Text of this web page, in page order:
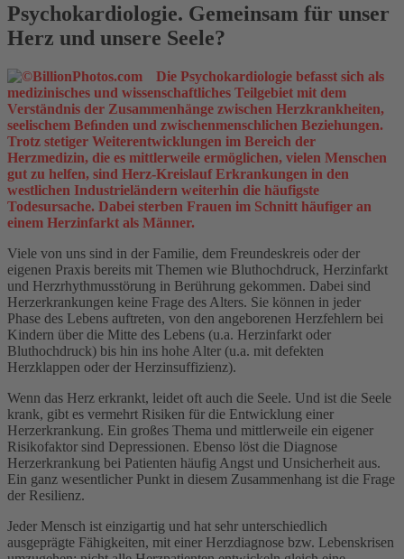
Psychokardiologie. Gemeinsam für unser
Herz und unsere Seele?
Die Psychokardiologie befasst sich als
medizinisches und wissenschaftliches Teilgebiet mit dem
Verständnis der Zusammenhänge zwischen Herzkrankheiten,
seelischem Beﬁnden und zwischenmenschlichen Beziehungen.
Trotz stetiger Weiterentwicklungen im Bereich der
Herzmedizin, die es mittlerweile ermöglichen, vielen Menschen
gut zu helfen, sind Herz-Kreislauf Erkrankungen in den
westlichen Industrieländern weiterhin die häufigste
Todesursache. Dabei sterben Frauen im Schnitt häufiger an
einem Herzinfarkt als Männer.
Viele von uns sind in der Familie, dem Freundeskreis oder der
eigenen Praxis bereits mit Themen wie Bluthochdruck, Herzinfarkt
und Herzrhythmusstörung in Berührung gekommen. Dabei sind
Herzerkrankungen keine Frage des Alters. Sie können in jeder
Phase des Lebens auftreten, von den angeborenen Herzfehlern bei
Kindern über die Mitte des Lebens (u.a. Herzinfarkt oder
Bluthochdruck) bis hin ins hohe Alter (u.a. mit defekten
Herzklappen oder der Herzinsuffizienz).
Wenn das Herz erkrankt, leidet oft auch die Seele. Und ist die Seele
krank, gibt es vermehrt Risiken für die Entwicklung einer
Herzerkrankung. Ein großes Thema und mittlerweile ein eigener
Risikofaktor sind Depressionen. Ebenso löst die Diagnose
Herzerkrankung bei Patienten häufig Angst und Unsicherheit aus.
Ein ganz wesentlicher Punkt in diesem Zusammenhang ist die Frage
der Resilienz.
Jeder Mensch ist einzigartig und hat sehr unterschiedlich
ausgeprägte Fähigkeiten, mit einer Herzdiagnose bzw. Lebenskrisen